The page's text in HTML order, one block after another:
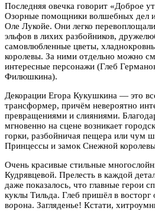
Последняя овечка говорит «Доброе
Озорные помощники волшебных дел и
Оле Лукойе. Они легко
эльфов в лихих разбойников,
самовлюбленные цветы,
королевы. За ними отдельно можно
интересные персонажи (Глеб
Филюшкина).
Декорации Егора Кукушкина — это
трансформер, причём невероятно
превращениями и слияниями.
мгновенно на сцене возникает
горки, разбойничая пещера или чум
Принцессы и замок Снежной
Очень красивые стильные
Кудрявцевой. Прелесть в каждой
даже показалось, что главные герои
куклы Тильда. Глеб пришёл в
ворона. Загляденье! Кстати,